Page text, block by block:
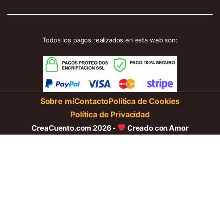
Todos los pagos realizados en esta web son:
Sobre míContactoPolítica de Cookies
Política de Privacidad
CreaCuento.com 2026 - Creado con Amor